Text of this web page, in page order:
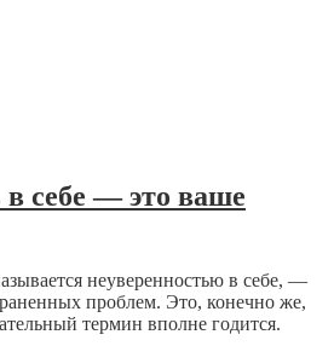
в себе — это ваше
неуверенностью в себе, —
проблем. Это, конечно же,
термин вполне годится.